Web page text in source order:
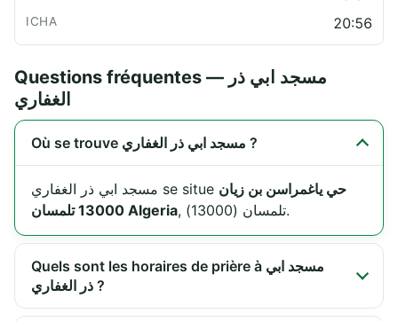
20:56
Questions fréquentes — مسجد ابي ذر
الغفاري
Où se trouve مسجد ابي ذر الغفاري ?
مسجد ابي ذر الغفاري se situe حي ياغمراسن بن زيان
13000 تلمسان Algeria
, تلمسان (13000).
Quels sont les horaires de prière à مسجد ابي
ذر الغفاري ?